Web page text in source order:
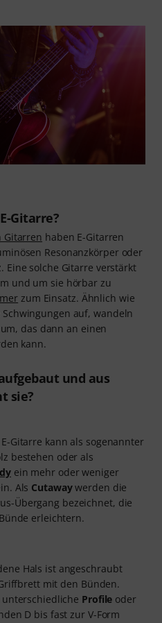
Gitarre?
Gitarren haben E-Gitarren
Resonanzkörper oder
Eine solche Gitarre verstärkt
und um sie hörbar zu
zum Einsatz. Ähnlich wie
auf, wandeln
das dann an einen
kann.
und aus
sie?
Gitarre kann als sogenannter
bestehen oder als
ein mehr oder weniger
Als Cutawaywerden die
Übergang bezeichnet, die
erleichtern.
Hals ist angeschraubt
mit den Bünden.
unterschiedliche Profile oder
D bis fast zur V-Form